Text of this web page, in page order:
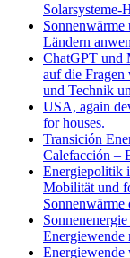
Solarsysteme-
Sonnenwärme
Ländern
ChatGPT und
auf die
und Technik
USA, again
for houses.
Transición
Calefacción –
Energiepolitik
Mobilität und
Energiewende
Energiewende